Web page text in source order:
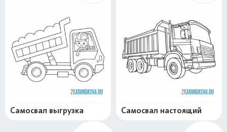
Самосвал выгрузка Самосвал настоящий